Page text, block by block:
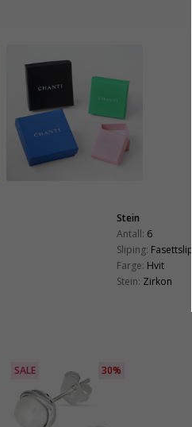
Stein
Antall: 6
Sliping: Fasettslipt
Farge: Hvit
Stein: Zirkon
SALE 30%